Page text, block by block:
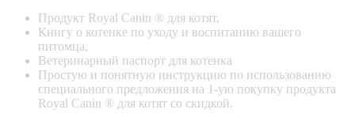
Продукт Royal Canin ® для котят,
Книгу о котенке по уходу и воспитанию вашего
питомца,
Ветеринарный паспорт для котенка
Простую и понятную инструкцию по использованию
специального предложения на 1-ую покупку продукта
Royal Canin ® для котят со скидкой.